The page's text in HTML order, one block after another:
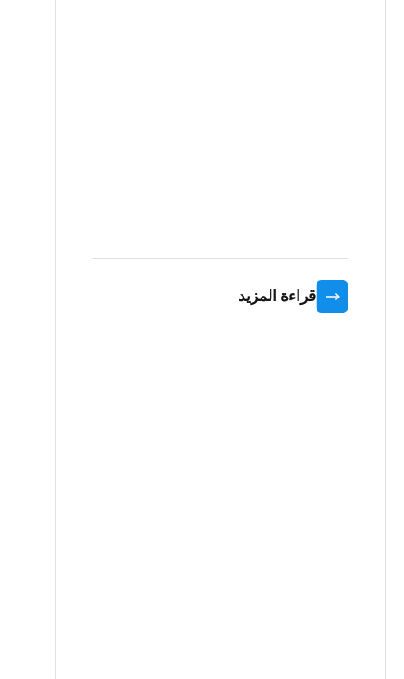
قراءة المزيد